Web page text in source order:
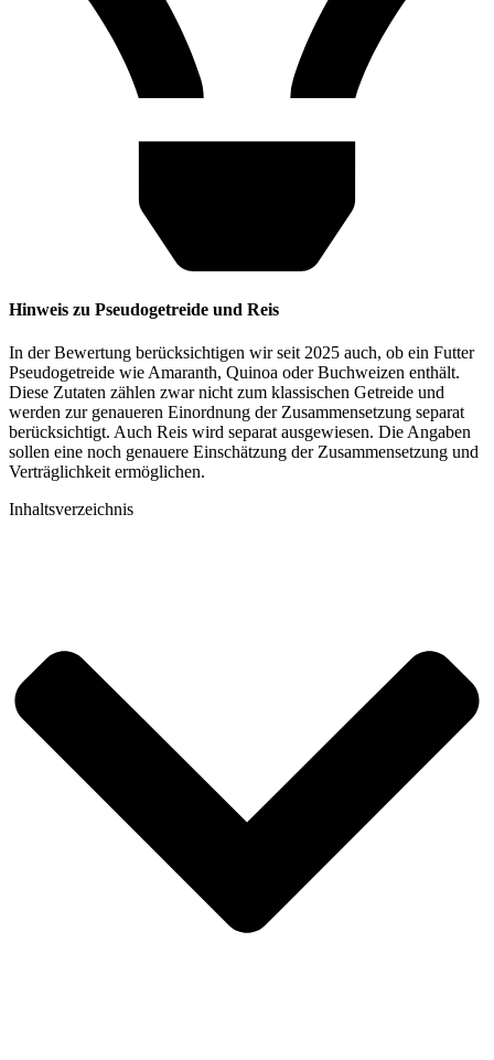
Hinweis zu Pseudogetreide und Reis
In der Bewertung berücksichtigen wir seit 2025 auch, ob ein Futter
Pseudogetreide wie Amaranth, Quinoa oder Buchweizen enthält.
Diese Zutaten zählen zwar nicht zum klassischen Getreide und
werden zur genaueren Einordnung der Zusammensetzung separat
berücksichtigt. Auch Reis wird separat ausgewiesen. Die Angaben
sollen eine noch genauere Einschätzung der Zusammensetzung und
Verträglichkeit ermöglichen.
Inhaltsverzeichnis​